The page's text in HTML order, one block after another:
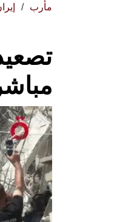
مأرب